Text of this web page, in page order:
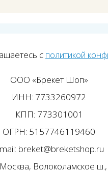
с политикой
ООО «Брекет Шоп»
ИНН: 7733260972
КПП: 773301001
ОГРН: 5157746119460
breket@breketshop.ru
Волоколамское